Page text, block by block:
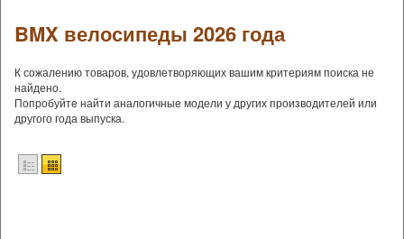
BMX велосипеды 2026 года
К сожалению товаров, удовлетворяющих вашим критериям поиска не
найдено.
Попробуйте найти аналогичные модели у других производителей или
другого года выпуска.